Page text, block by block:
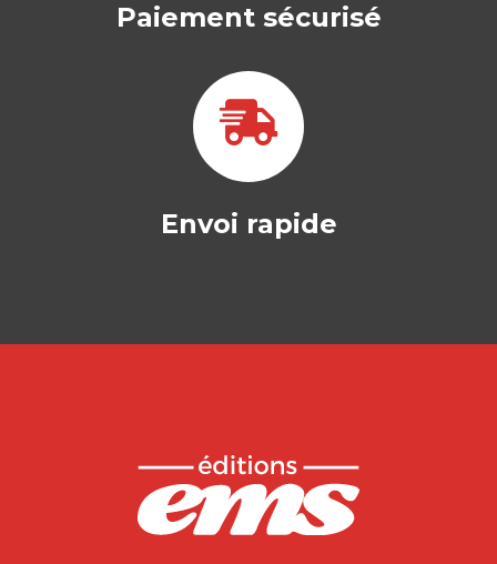
Paiement sécurisé
Envoi rapide